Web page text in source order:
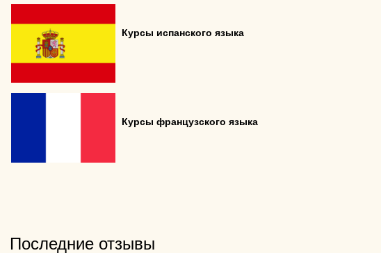
Курсы испанского языка
Курсы французского языка
Последние отзывы